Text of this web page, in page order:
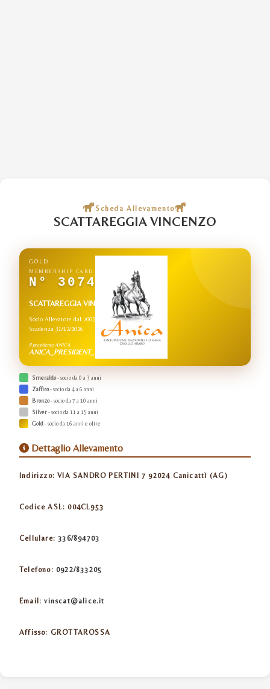
Scheda Allevamento
SCATTAREGGIA VINCENZO
GOLD
MEMBERSHIP CARD
N° 3074
SCATTAREGGIA VINCENZO
Socio Allevatore dal 2005
Scadenza 31/12/2026
Il presidente ANICA
ANICA_PRESIDENT_NAME
Smeraldo- socio da 0 a 3 anni
Zaffiro- socio da 4 a 6 anni
Bronzo- socio da 7 a 10 anni
Silver- socio da 11 a 15 anni
Gold- socio da 16 anni e oltre
Dettaglio Allevamento
Indirizzo: VIA SANDRO PERTINI 7 92024 Canicattì (AG)
Codice ASL: 004CL953
Cellulare: 336/894703
Telefono: 0922/833205
Email: vinscat@alice.it
Affisso: GROTTAROSSA